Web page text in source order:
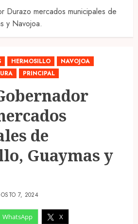
Durazo mercados municipales de
y Navojoa.
HERMOSILLO
NAVOJOA
PRINCIPAL
de
Guaymas y
WhatsApp X
7, 2024